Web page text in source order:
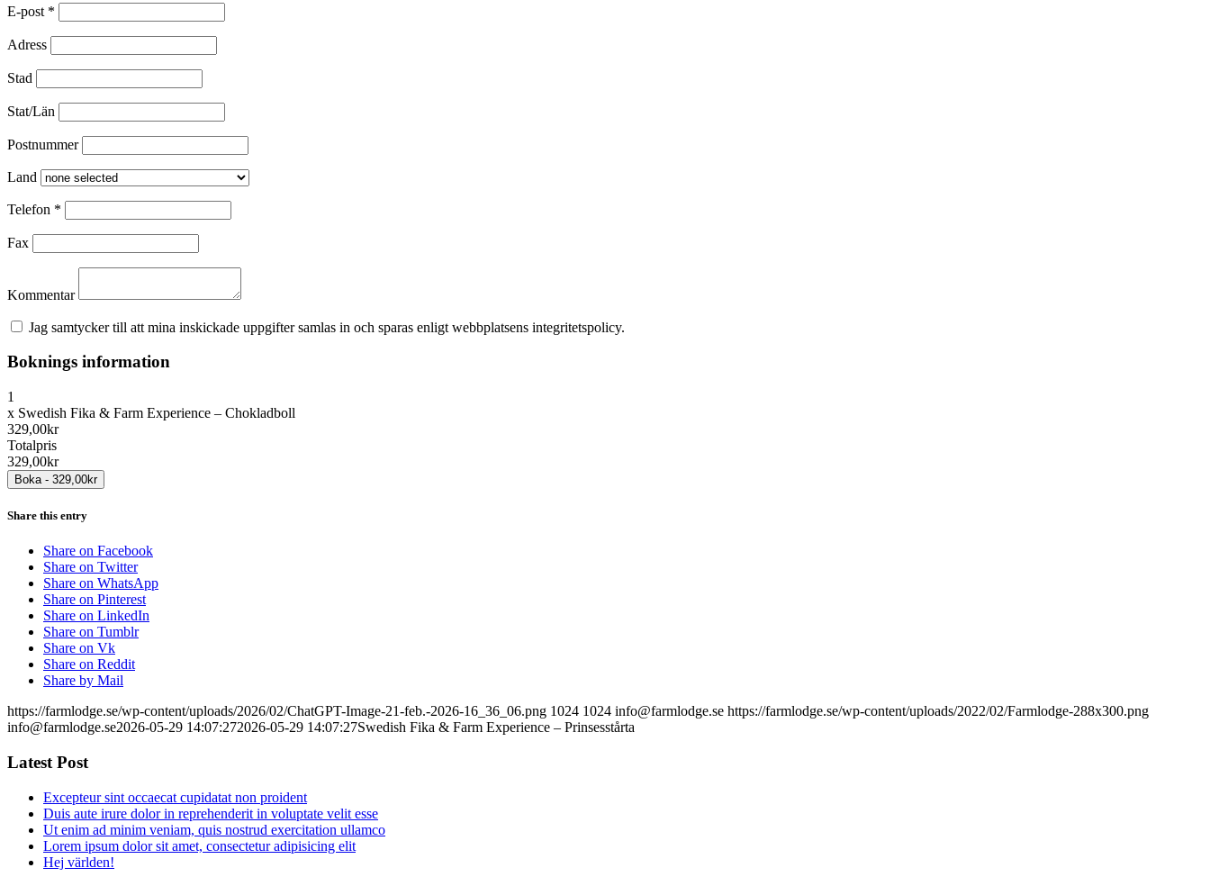
E-post *
Adress
Stad
Stat/Län
Postnummer
Land
Telefon *
Fax
Kommentar
Jag samtycker till att mina inskickade uppgifter samlas in och sparas enligt webbplatsens integritetspolicy.
Boknings information
1
x Swedish Fika & Farm Experience – Chokladboll
329,00kr
Totalpris
329,00kr
Share this entry
Share on Facebook
Share on Twitter
Share on WhatsApp
Share on Pinterest
Share on LinkedIn
Share on Tumblr
Share on Vk
Share on Reddit
Share by Mail
https://farmlodge.se/wp-content/uploads/2026/02/ChatGPT-Image-21-feb.-2026-16_36_06.png 1024 1024 info@farmlodge.se https://farmlodge.se/wp-content/uploads/2022/02/Farmlodge-288x300.png
info@farmlodge.se2026-05-29 14:07:272026-05-29 14:07:27Swedish Fika & Farm Experience – Prinsesstårta
Latest Post
Excepteur sint occaecat cupidatat non proident
Duis aute irure dolor in reprehenderit in voluptate velit esse
Ut enim ad minim veniam, quis nostrud exercitation ullamco
Lorem ipsum dolor sit amet, consectetur adipisicing elit
Hej världen!